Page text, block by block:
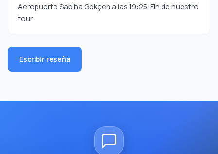
Aeropuerto Sabiha Gökçen a las 19:25. Fin de nuestro
tour.
Escribir reseña